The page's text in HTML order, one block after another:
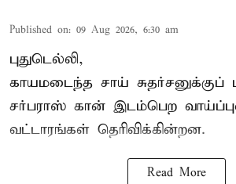
Published on: 09 Aug 2026, 6:30 am
புதுடெல்லி,
காயமடைந்த சாய் சுதர்சனுக்குப்
சர்பராஸ் கான் இடம்பெற
வட்டாரங்கள் தெரிவிக்கின்றன.
Read More